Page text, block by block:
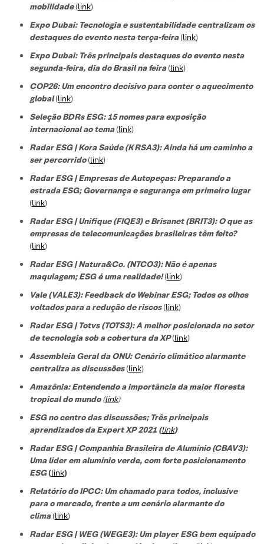
mobilidade(link)
Expo Dubai: Tecnologia e sustentabilidade centralizam os
destaques do evento nesta terça-feira(link)
Expo Dubai: Três principais destaques do evento nesta
segunda-feira, dia do Brasil na feira(link)
COP26: Um encontro decisivo para conter o aquecimento
global(link)
Seleção BDRs ESG​: 15 nomes para exposição
internacional ao tema(link)
Radar ESG | Kora Saúde (KRSA3): Ainda há um caminho a
ser percorrido(link)
Radar ESG | Empresas de Autopeças: Preparando a
estrada ESG; Governança e segurança em primeiro lugar
(link)
Radar ESG | Unifique (FIQE3) e Brisanet (BRIT3): O que as
empresas de telecomunicações brasileiras têm feito?
(link)
Radar ESG | Natura&Co. (NTCO3): Não é apenas
maquiagem; ESG é uma realidade!(link)
Vale (VALE3): Feedback do Webinar ESG; Todos os olhos
voltados para a redução de riscos(link)
Radar ESG | Totvs (TOTS3): A melhor posicionada no setor
de tecnologia sob a cobertura da XP(link)
Assembleia Geral da ONU: Cenário climático alarmante
centraliza as discussões(link)
Amazônia: Entendendo a importância da maior floresta
tropical do mundo (link)
ESG no centro das discussões; Três principais
aprendizados da Expert XP 2021 (link)
Radar ESG | Companhia Brasileira de Alumínio (CBAV3):
Uma líder em alumínio verde, com forte posicionamento
ESG(link)
Relatório do IPCC: Um chamado para todos, inclusive
para o mercado, frente a um cenário alarmante do
clima(link)
Radar ESG | WEG (WEGE3): Um player ESG bem equipado